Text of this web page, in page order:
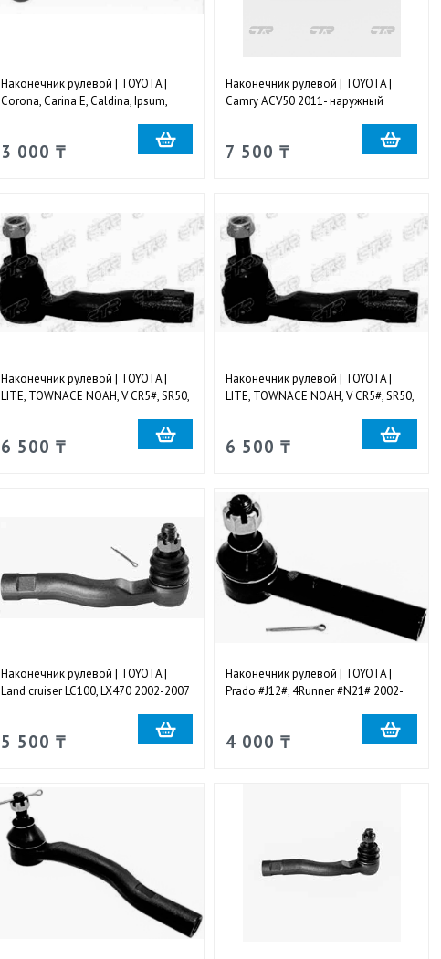
Наконечник рулевой | TOYOTA |
Corona, Carina E, Caldina, Ipsum,
3 000 ₸
Наконечник рулевой | TOYOTA |
Camry ACV50 2011- наружный
7 500 ₸
Наконечник рулевой | TOYOTA |
LITE, TOWNACE NOAH, V CR5#, SR50,
6 500 ₸
Наконечник рулевой | TOYOTA |
LITE, TOWNACE NOAH, V CR5#, SR50,
6 500 ₸
Наконечник рулевой | TOYOTA |
Land cruiser LC100, LX470 2002-2007
5 500 ₸
Наконечник рулевой | TOYOTA |
Prado #J12#; 4Runner #N21# 2002-
4 000 ₸